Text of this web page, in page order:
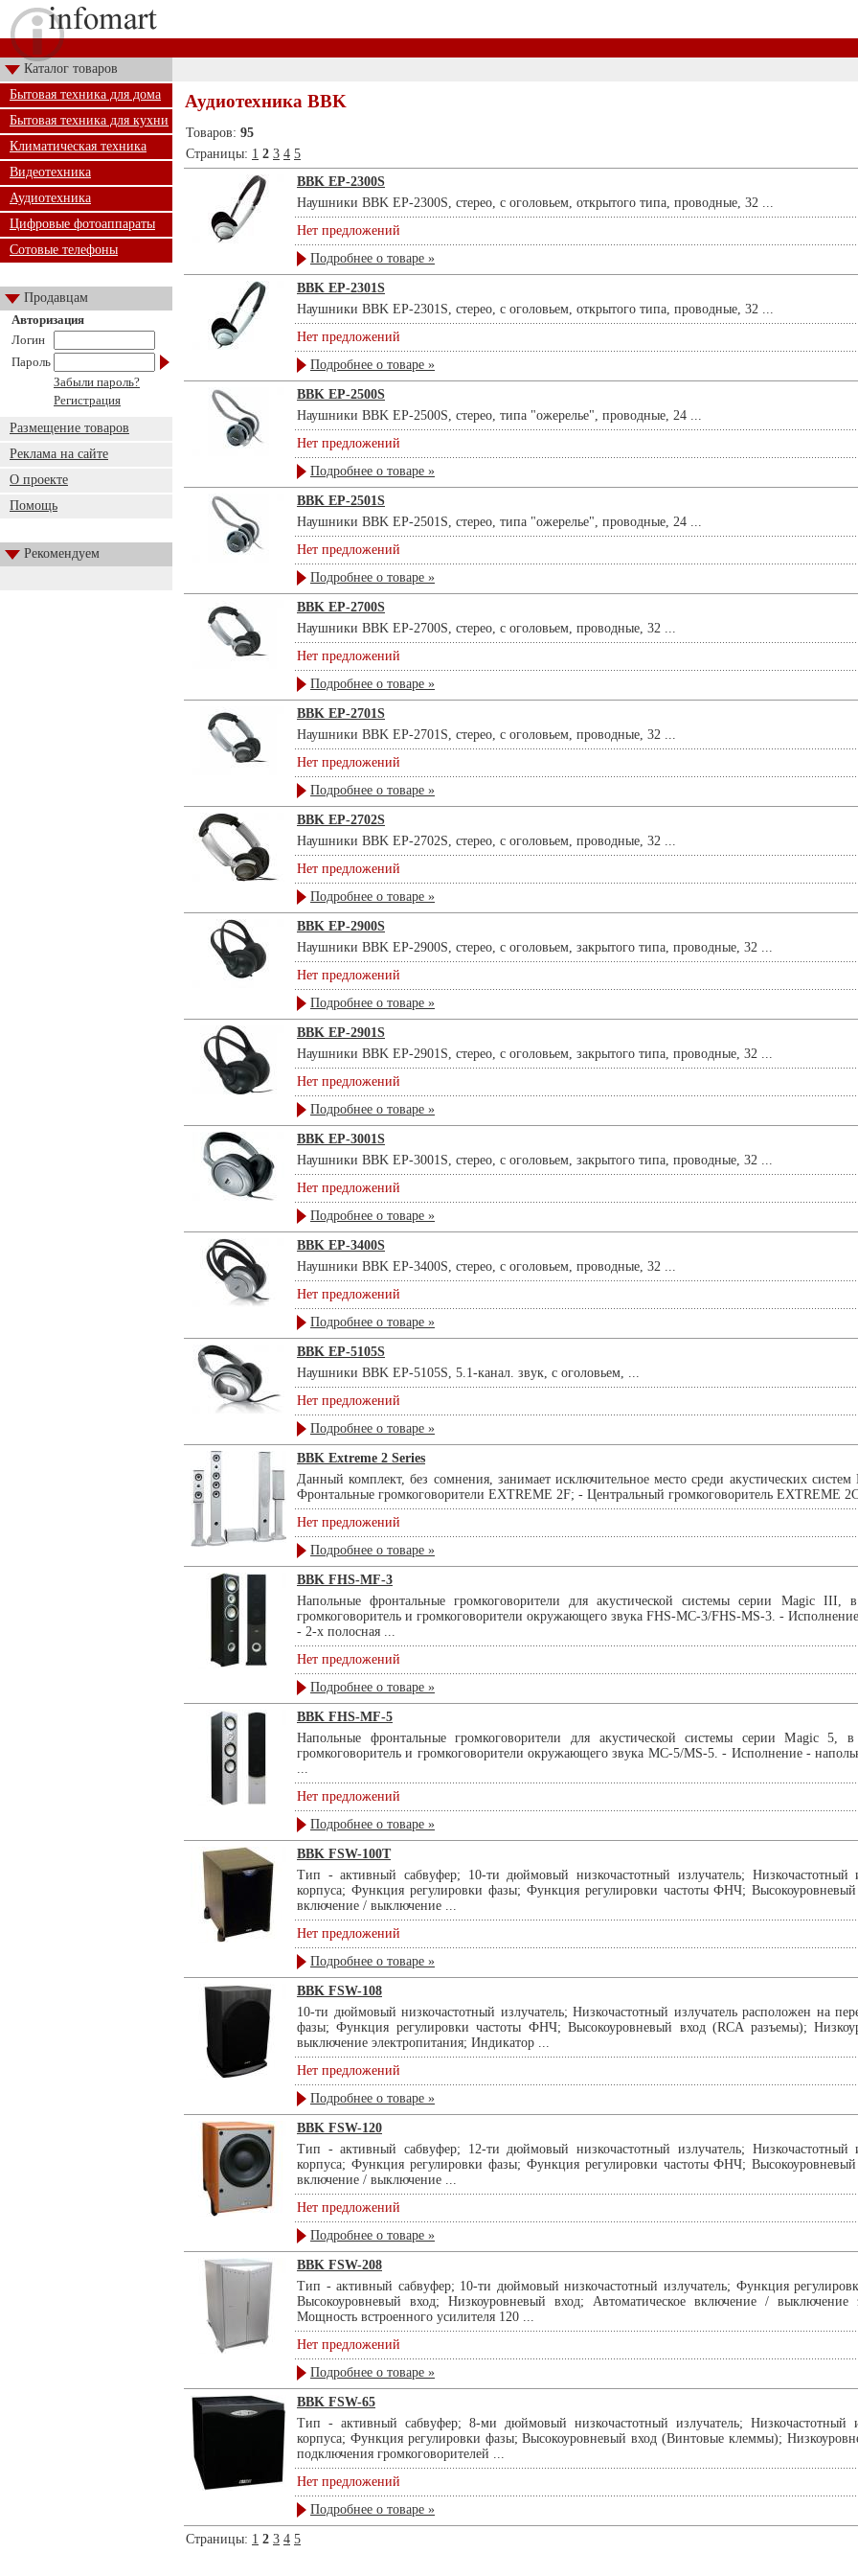
Каталог товаров
Бытовая техника для дома
Бытовая техника для кухни
Климатическая техника
Видеотехника
Аудиотехника
Цифровые фотоаппараты
Сотовые телефоны
Продавцам
Авторизация
Логин
Пароль
Забыли пароль?
Регистрация
Размещение товаров
Реклама на сайте
О проекте
Помощь
Рекомендуем
Аудиотехника BBK
Товаров: 95
Страницы: 1 2 3 4 5
BBK EP-2300S
Наушники BBK EP-2300S, стерео, с оголовьем, открытого типа, проводные, 32 ...
Нет предложений
Подробнее о товаре »
BBK EP-2301S
Наушники BBK EP-2301S, стерео, с оголовьем, открытого типа, проводные, 32 ...
Нет предложений
Подробнее о товаре »
BBK EP-2500S
Наушники BBK EP-2500S, стерео, типа "ожерелье", проводные, 24 ...
Нет предложений
Подробнее о товаре »
BBK EP-2501S
Наушники BBK EP-2501S, стерео, типа "ожерелье", проводные, 24 ...
Нет предложений
Подробнее о товаре »
BBK EP-2700S
Наушники BBK EP-2700S, стерео, с оголовьем, проводные, 32 ...
Нет предложений
Подробнее о товаре »
BBK EP-2701S
Наушники BBK EP-2701S, стерео, с оголовьем, проводные, 32 ...
Нет предложений
Подробнее о товаре »
BBK EP-2702S
Наушники BBK EP-2702S, стерео, с оголовьем, проводные, 32 ...
Нет предложений
Подробнее о товаре »
BBK EP-2900S
Наушники BBK EP-2900S, стерео, с оголовьем, закрытого типа, проводные, 32 ...
Нет предложений
Подробнее о товаре »
BBK EP-2901S
Наушники BBK EP-2901S, стерео, с оголовьем, закрытого типа, проводные, 32 ...
Нет предложений
Подробнее о товаре »
BBK EP-3001S
Наушники BBK EP-3001S, стерео, с оголовьем, закрытого типа, проводные, 32 ...
Нет предложений
Подробнее о товаре »
BBK EP-3400S
Наушники BBK EP-3400S, стерео, с оголовьем, проводные, 32 ...
Нет предложений
Подробнее о товаре »
BBK EP-5105S
Наушники BBK EP-5105S, 5.1-канал. звук, с оголовьем, ...
Нет предложений
Подробнее о товаре »
BBK Extreme 2 Series
Данный комплект, без сомнения, занимает исключительное место среди акустических
Фронтальные громкоговорители EXTREME 2F; - Центральный громкоговоритель EXTREME
Нет предложений
Подробнее о товаре »
BBK FHS-MF-3
Напольные фронтальные громкоговорители для акустической системы серии Magic III,
громкоговоритель и громкоговорители окружающего звука FHS-MC-3/FHS-MS-3. -
- 2-х полосная ...
Нет предложений
Подробнее о товаре »
BBK FHS-MF-5
Напольные фронтальные громкоговорители для акустической системы серии Magic 5,
громкоговоритель и громкоговорители окружающего звука MC-5/MS-5. - Исполнение -
...
Нет предложений
Подробнее о товаре »
BBK FSW-100T
Тип - активный сабвуфер; 10-ти дюймовый низкочастотный излучатель; Низкочастотный
корпуса; Функция регулировки фазы; Функция регулировки частоты ФНЧ;
включение / выключение ...
Нет предложений
Подробнее о товаре »
BBK FSW-108
10-ти дюймовый низкочастотный излучатель; Низкочастотный излучатель расположен на
фазы; Функция регулировки частоты ФНЧ; Высокоуровневый вход (RCA разъемы);
выключение электропитания; Индикатор ...
Нет предложений
Подробнее о товаре »
BBK FSW-120
Тип - активный сабвуфер; 12-ти дюймовый низкочастотный излучатель; Низкочастотный
корпуса; Функция регулировки фазы; Функция регулировки частоты ФНЧ;
включение / выключение ...
Нет предложений
Подробнее о товаре »
BBK FSW-208
Тип - активный сабвуфер; 10-ти дюймовый низкочастотный излучатель; Функция
Высокоуровневый вход; Низкоуровневый вход; Автоматическое включение / выключение
Мощность встроенного усилителя 120 ...
Нет предложений
Подробнее о товаре »
BBK FSW-65
Тип - активный сабвуфер; 8-ми дюймовый низкочастотный излучатель; Низкочастотный
корпуса; Функция регулировки фазы; Высокоуровневый вход (Винтовые клеммы);
подключения громкоговорителей ...
Нет предложений
Подробнее о товаре »
Страницы: 1 2 3 4 5